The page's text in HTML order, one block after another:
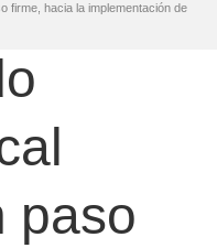
firme, hacia la implementación de
paso